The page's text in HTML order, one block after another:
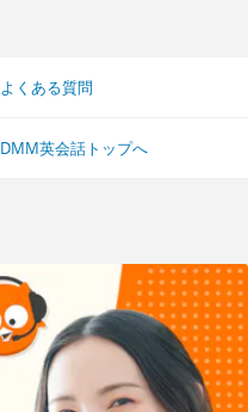
よくある質問
DMM英会話トップへ